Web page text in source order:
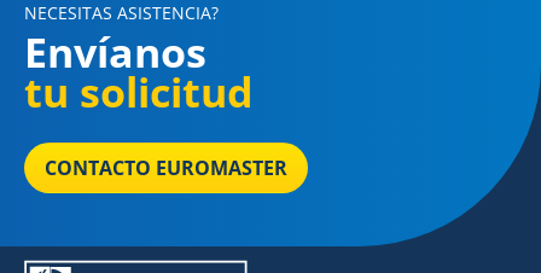
NECESITAS ASISTENCIA?
Envíanos
tu solicitud
CONTACTO EUROMASTER